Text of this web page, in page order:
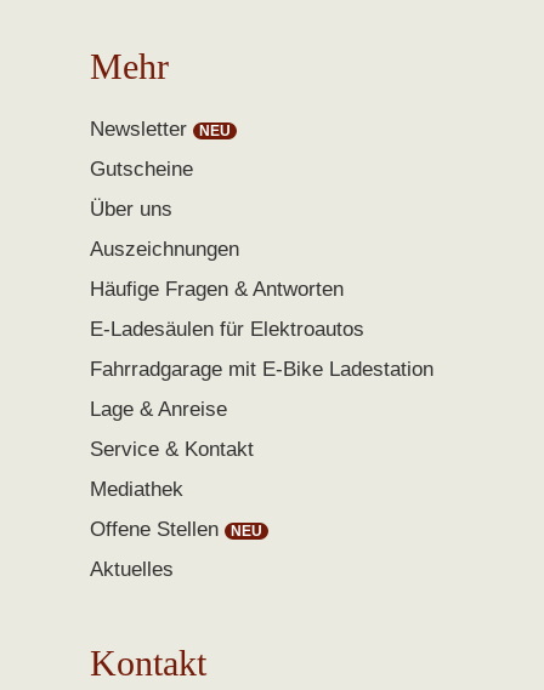
Mehr
Newsletter
Gutscheine
Über uns
Auszeichnungen
Häufige Fragen & Antworten
E-Ladesäulen für Elektroautos
Fahrradgarage mit E-Bike Ladestation
Lage & Anreise
Service & Kontakt
Mediathek
Offene Stellen
Aktuelles
Kontakt